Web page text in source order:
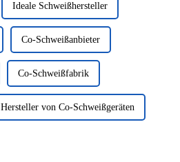
Ideale Schweißhersteller
Co-Schweißanbieter
Co-Schweißfabrik
Hersteller von Co-Schweißgeräten